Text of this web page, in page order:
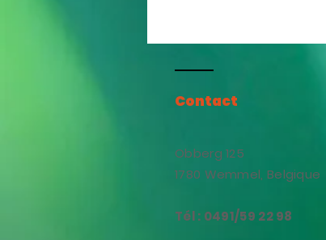
Contact
Obberg 125
1780 Wemmel, Belgique
Tél : 0491/59 22 98